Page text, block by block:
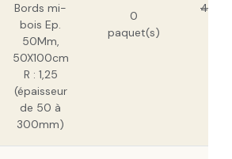
Bords mi-
bois Ep.
50Mm,
50X100cm
R : 1,25
(épaisseur
de 50 à
300mm)
0
paquet(s)
46,31